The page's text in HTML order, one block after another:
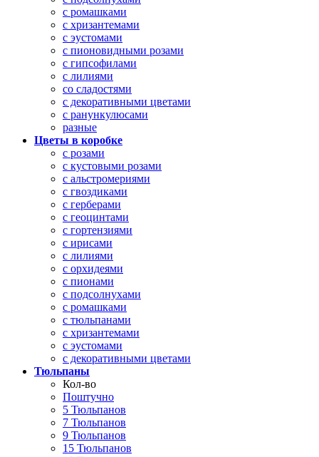
с ромашками
с хризантемами
с эустомами
с пионовидными розами
с гипсофилами
с лилиями
со сладостями
с декоративными цветами
с ранункулюсами
разные
Цветы в коробке
с розами
с кустовыми розами
с альстромериями
с гвоздиками
с герберами
с геоцинтами
с гортензиями
с ирисами
с лилиями
с орхидеями
с пионами
с подсолнухами
с ромашками
с тюльпанами
с хризантемами
с эустомами
с декоративными цветами
Тюльпаны
Кол-во
Поштучно
5 Тюльпанов
7 Тюльпанов
9 Тюльпанов
15 Тюльпанов